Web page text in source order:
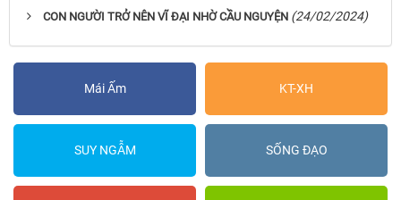
CON NGƯỜI TRỞ NÊN VĨ ĐẠI NHỜ CẦU NGUYỆN (24/02/2024)
Mái Ấm KT-XH
SUY NGẪM SỐNG ĐẠO